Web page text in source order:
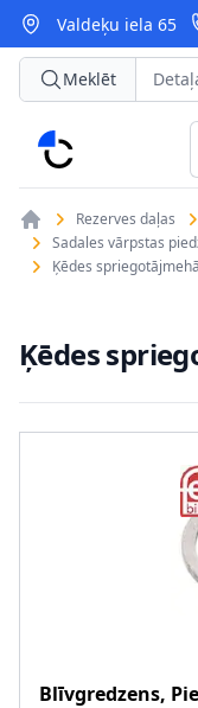
Valdeķu iela 65
CarParts
Meklēt
Rezerves daļas
Sadales vārpstas
Ķēdes
Ķēdes
Blīvgredzens,